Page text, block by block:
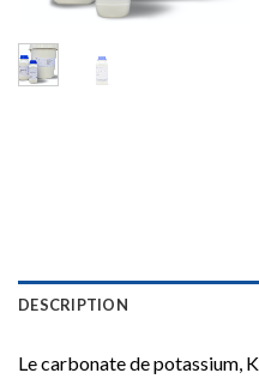
DESCRIPTION
Le carbonate de potassium,